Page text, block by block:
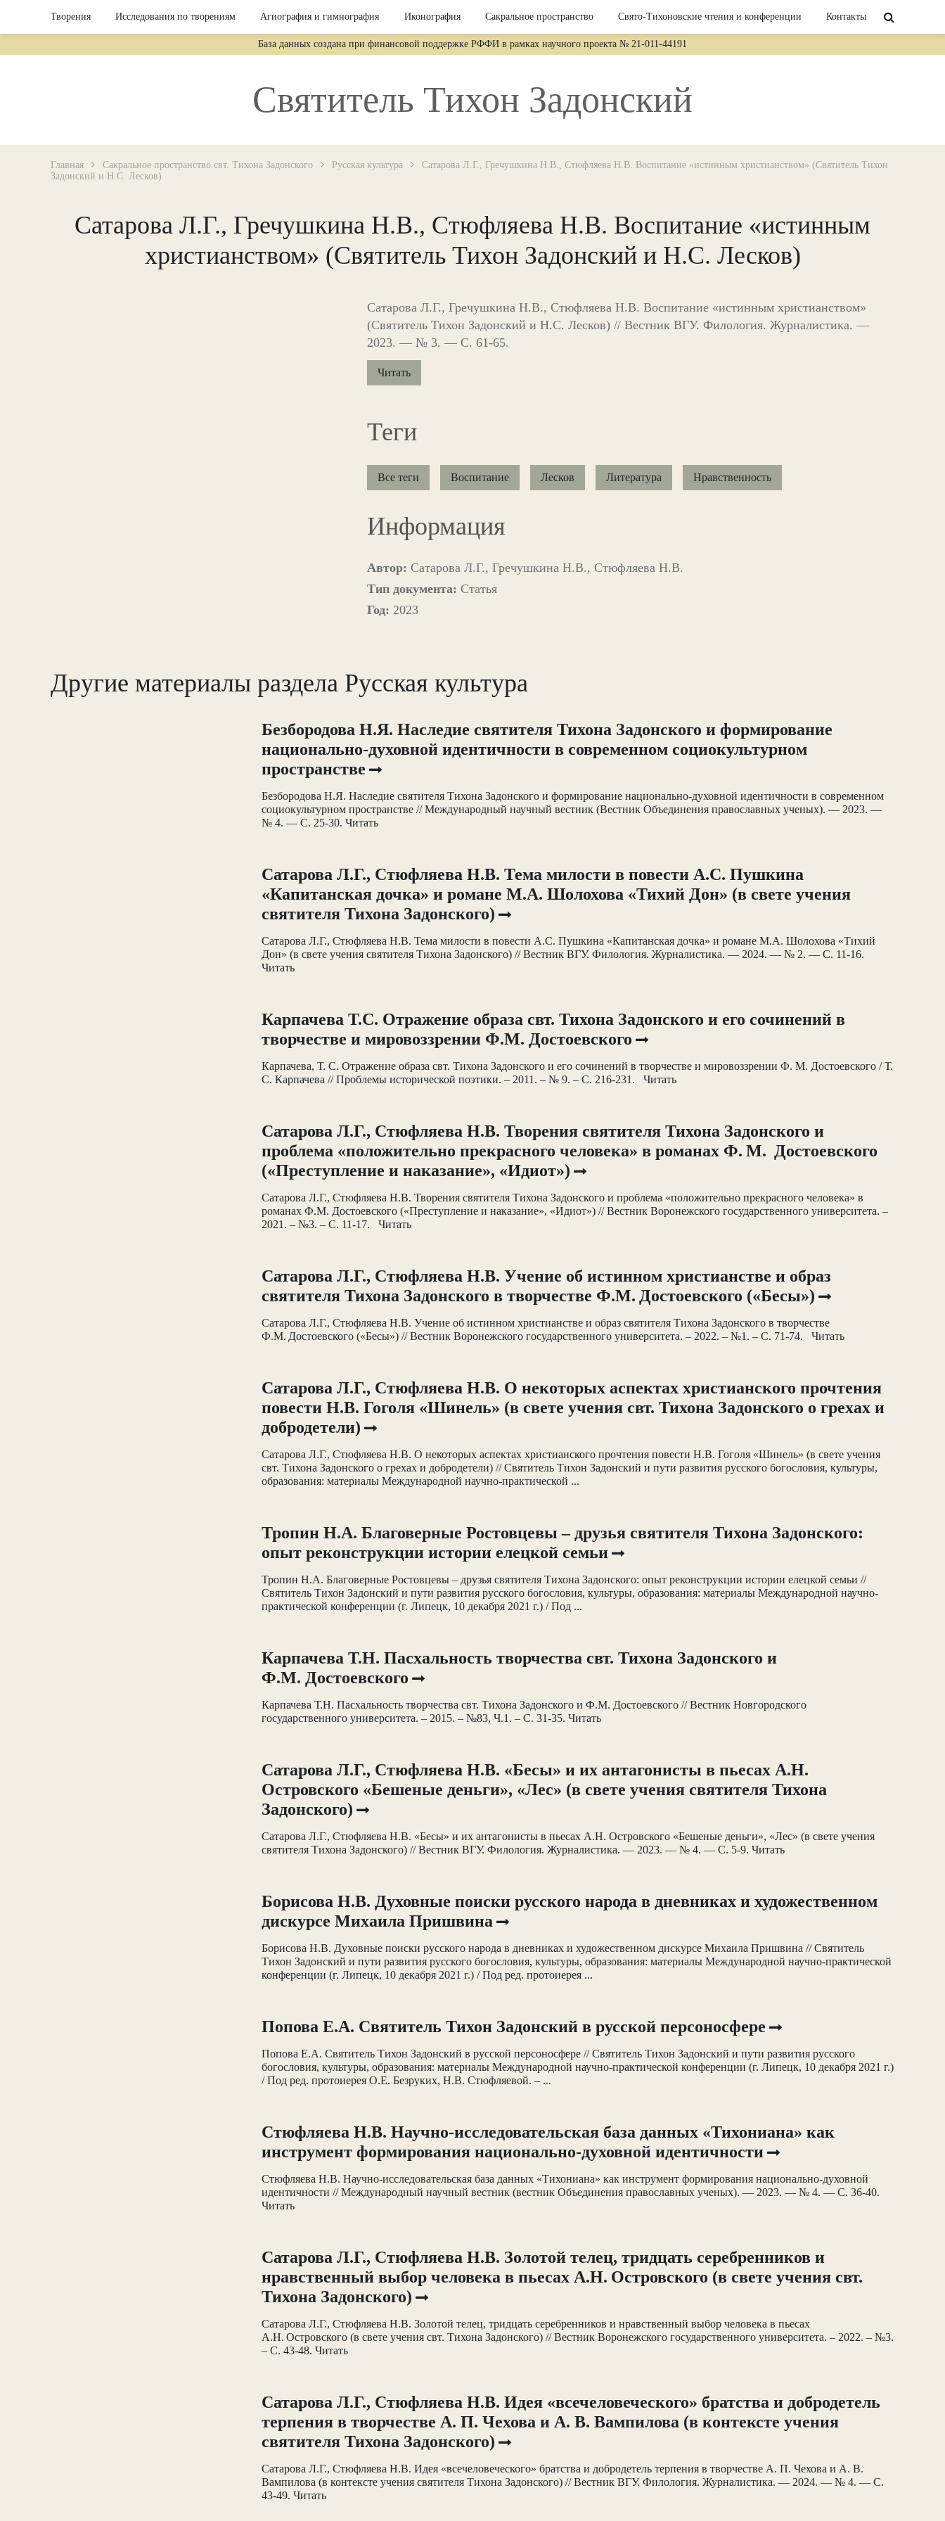
Творения Исследования по творениям Агиография и гимнография Иконография Сакральное пространство Свято-Тихоновские чтения и конференции Контакты
База данных создана при финансовой поддержке РФФИ в рамках научного проекта № 21-011-44191
Святитель Тихон Задонский
Главная Сакральное пространство свт. Тихона Задонского Русская культура
Сатарова Л.Г., Гречушкина Н.В., Стюфляева Н.В. Воспитание «истинным христианством» (Святитель Тихон
Задонский и Н.С. Лесков)
Сатарова Л.Г., Гречушкина Н.В., Стюфляева Н.В. Воспитание «истинным
христианством» (Святитель Тихон Задонский и Н.С. Лесков)
Сатарова Л.Г., Гречушкина Н.В., Стюфляева Н.В. Воспитание «истинным христианством»
(Святитель Тихон Задонский и Н.С. Лесков) // Вестник ВГУ. Филология. Журналистика. —
2023. — № 3. — С. 61-65.
Читать
Теги
Все теги Воспитание Лесков Литература Нравственность
Информация
Автор: Сатарова Л.Г., Гречушкина Н.В., Стюфляева Н.В.
Тип документа: Статья
Год: 2023
Другие материалы раздела Русская культура
Безбородова Н.Я. Наследие святителя Тихона Задонского и формирование
национально-духовной идентичности в современном социокультурном
пространстве
Безбородова Н.Я. Наследие святителя Тихона Задонского и формирование национально-духовной идентичности в современном
социокультурном пространстве // Международный научный вестник (Вестник Объединения православных ученых). — 2023. —
№ 4. — С. 25-30. Читать
Сатарова Л.Г., Стюфляева Н.В. Тема милости в повести А.С. Пушкина
«Капитанская дочка» и романе М.А. Шолохова «Тихий Дон» (в свете учения
святителя Тихона Задонского)
Сатарова Л.Г., Стюфляева Н.В. Тема милости в повести А.С. Пушкина «Капитанская дочка» и романе М.А. Шолохова «Тихий
Дон» (в свете учения святителя Тихона Задонского) // Вестник ВГУ. Филология. Журналистика. — 2024. — № 2. — С. 11-16.
Читать
Карпачева Т.С. Отражение образа свт. Тихона Задонского и его сочинений в
творчестве и мировоззрении Ф.М. Достоевского
Карпачева, Т. С. Отражение образа свт. Тихона Задонского и его сочинений в творчестве и мировоззрении Ф. М. Достоевского / Т.
С. Карпачева // Проблемы исторической поэтики. – 2011. – № 9. – С. 216-231. Читать
Сатарова Л.Г., Стюфляева Н.В. Творения святителя Тихона Задонского и
проблема «положительно прекрасного человека» в романах Ф. М. Достоевского
(«Преступление и наказание», «Идиот»)
Сатарова Л.Г., Стюфляева Н.В. Творения святителя Тихона Задонского и проблема «положительно прекрасного человека» в
романах Ф.М. Достоевского («Преступление и наказание», «Идиот») // Вестник Воронежского государственного университета. –
2021. – №3. – С. 11-17. Читать
Сатарова Л.Г., Стюфляева Н.В. Учение об истинном христианстве и образ
святителя Тихона Задонского в творчестве Ф.М. Достоевского («Бесы»)
Сатарова Л.Г., Стюфляева Н.В. Учение об истинном христианстве и образ святителя Тихона Задонского в творчестве
Ф.М. Достоевского («Бесы») // Вестник Воронежского государственного университета. – 2022. – №1. – С. 71-74. Читать
Сатарова Л.Г., Стюфляева Н.В. О некоторых аспектах христианского прочтения
повести Н.В. Гоголя «Шинель» (в свете учения свт. Тихона Задонского о грехах и
добродетели)
Сатарова Л.Г., Стюфляева Н.В. О некоторых аспектах христианского прочтения повести Н.В. Гоголя «Шинель» (в свете учения
свт. Тихона Задонского о грехах и добродетели) // Святитель Тихон Задонский и пути развития русского богословия, культуры,
образования: материалы Международной научно-практической ...
Тропин Н.А. Благоверные Ростовцевы – друзья святителя Тихона Задонского:
опыт реконструкции истории елецкой семьи
Тропин Н.А. Благоверные Ростовцевы – друзья святителя Тихона Задонского: опыт реконструкции истории елецкой семьи //
Святитель Тихон Задонский и пути развития русского богословия, культуры, образования: материалы Международной научно-
практической конференции (г. Липецк, 10 декабря 2021 г.) / Под ...
Карпачева Т.Н. Пасхальность творчества свт. Тихона Задонского и
Ф.М. Достоевского
Карпачева Т.Н. Пасхальность творчества свт. Тихона Задонского и Ф.М. Достоевского // Вестник Новгородского
государственного университета. – 2015. – №83, Ч.1. – С. 31-35. Читать
Сатарова Л.Г., Стюфляева Н.В. «Бесы» и их антагонисты в пьесах А.Н.
Островского «Бешеные деньги», «Лес» (в свете учения святителя Тихона
Задонского)
Сатарова Л.Г., Стюфляева Н.В. «Бесы» и их антагонисты в пьесах А.Н. Островского «Бешеные деньги», «Лес» (в свете учения
святителя Тихона Задонского) // Вестник ВГУ. Филология. Журналистика. — 2023. — № 4. — С. 5-9. Читать
Борисова Н.В. Духовные поиски русского народа в дневниках и художественном
дискурсе Михаила Пришвина
Борисова Н.В. Духовные поиски русского народа в дневниках и художественном дискурсе Михаила Пришвина // Святитель
Тихон Задонский и пути развития русского богословия, культуры, образования: материалы Международной научно-практической
конференции (г. Липецк, 10 декабря 2021 г.) / Под ред. протоиерея ...
Попова Е.А. Святитель Тихон Задонский в русской персоносфере
Попова Е.А. Святитель Тихон Задонский в русской персоносфере // Святитель Тихон Задонский и пути развития русского
богословия, культуры, образования: материалы Международной научно-практической конференции (г. Липецк, 10 декабря 2021 г.)
/ Под ред. протоиерея О.Е. Безруких, Н.В. Стюфляевой. – ...
Стюфляева Н.В. Научно-исследовательская база данных «Тихониана» как
инструмент формирования национально-духовной идентичности
Стюфляева Н.В. Научно-исследовательская база данных «Тихониана» как инструмент формирования национально-духовной
идентичности // Международный научный вестник (вестник Объединения православных ученых). — 2023. — № 4. — С. 36-40.
Читать
Сатарова Л.Г., Стюфляева Н.В. Золотой телец, тридцать серебренников и
нравственный выбор человека в пьесах А.Н. Островского (в свете учения свт.
Тихона Задонского)
Сатарова Л.Г., Стюфляева Н.В. Золотой телец, тридцать серебренников и нравственный выбор человека в пьесах
А.Н. Островского (в свете учения свт. Тихона Задонского) // Вестник Воронежского государственного университета. – 2022. – №3.
– С. 43-48. Читать
Сатарова Л.Г., Стюфляева Н.В. Идея «всечеловеческого» братства и добродетель
терпения в творчестве А. П. Чехова и А. В. Вампилова (в контексте учения
святителя Тихона Задонского)
Сатарова Л.Г., Стюфляева Н.В. Идея «всечеловеческого» братства и добродетель терпения в творчестве А. П. Чехова и А. В.
Вампилова (в контексте учения святителя Тихона Задонского) // Вестник ВГУ. Филология. Журналистика. — 2024. — № 4. — С.
43-49. Читать